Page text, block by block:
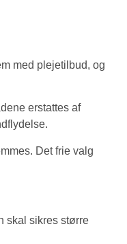
med plejetilbud, og
erstattes af
Det frie valg
skal sikres større